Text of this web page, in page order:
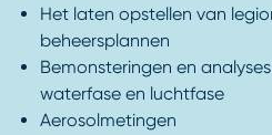
Het laten opstellen van
beheersplannen
Bemonsteringen en
waterfase en luchtfase
Aerosolmetingen